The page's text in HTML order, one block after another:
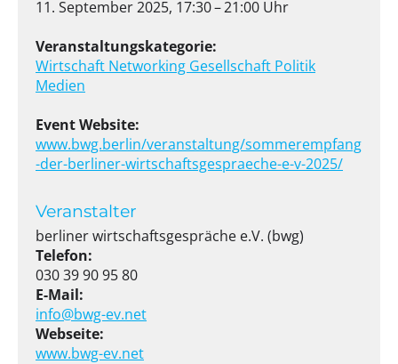
11. September 2025, 17:30 – 21:00 Uhr
Veranstaltungskategorie:
Wirtschaft Networking Gesellschaft Politik
Medien
Event Website:
www.bwg.berlin/veranstaltung/sommerempfang
-der-berliner-wirtschaftsgespraeche-e-v-2025/
Veranstalter
berliner wirtschaftsgespräche e.V. (bwg)
Telefon:
030 39 90 95 80
E-Mail:
info@bwg-ev.net
Webseite:
www.bwg-ev.net